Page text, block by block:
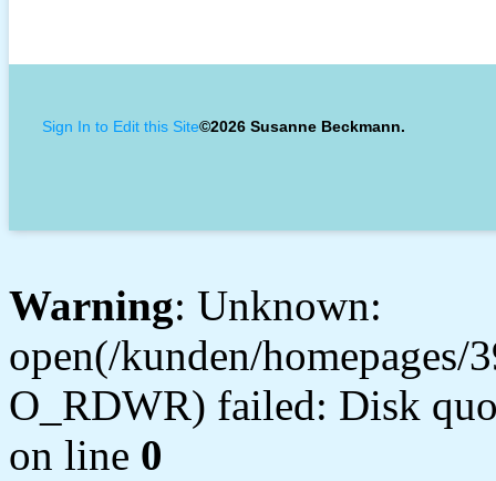
Sign In to Edit this Site©2026 Susanne Beckmann.
Warning: Unknown:
open(/kunden/
O_RDWR) failed: Disk
on line 0